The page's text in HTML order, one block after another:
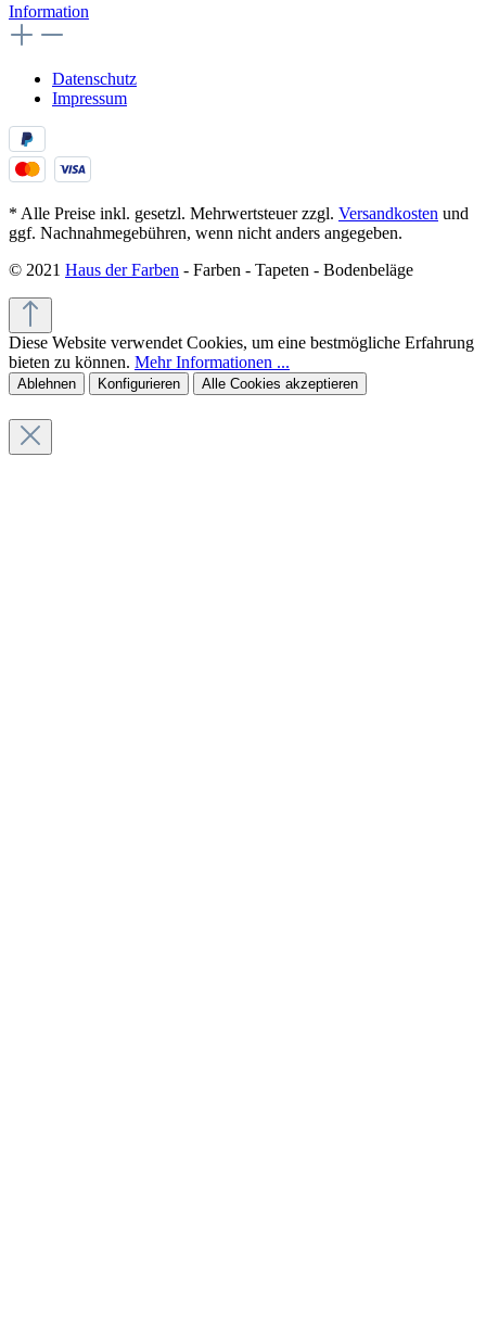
Information
Datenschutz
Impressum
* Alle Preise inkl. gesetzl. Mehrwertsteuer zzgl. Versandkosten und
ggf. Nachnahmegebühren, wenn nicht anders angegeben.
© 2021 Haus der Farben - Farben - Tapeten - Bodenbeläge
Diese Website verwendet Cookies, um eine bestmögliche Erfahrung
bieten zu können. Mehr Informationen ...
Ablehnen Konfigurieren Alle Cookies akzeptieren